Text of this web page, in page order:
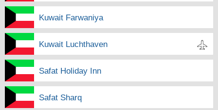
Kuwait Farwaniya
Kuwait Luchthaven
Safat Holiday Inn
Safat Sharq